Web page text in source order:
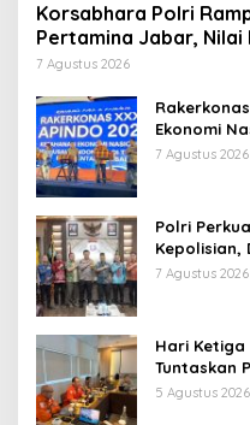
Korsabhara Polri
Pertamina Jabar, Nilai
Persen
7 Agustus 2026
Ekonomi
Pentingnya
7 Agustus 2026
Polri
Kepolisian,
Kebijakan
7 Agustus 2026
Hari Ketiga
Tuntaskan
Pertamina
5 Agustus 2026